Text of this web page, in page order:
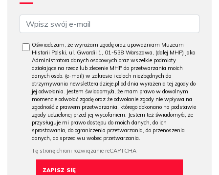
Oświadczam, że wyrażam zgodę oraz upoważniam Muzeum
Historii Polski, ul. Gwardii 1, 01-538 Warszawa, (dalej MHP) jako
Administratora danych osobowych oraz wszelkie podmioty
działające na rzecz lub zlecenie MHP do przetwarzania moich
danych osob. (e-mail) w zakresie i celach niezbędnych do
otrzymywania newslettera dzieje.pl od dnia wyrażenia tej zgody do
jej odwołania. Jestem świadomy/a, że mam prawo w dowolnym
momencie odwołać zgodę oraz że odwołanie zgody nie wpływa na
zgodność z prawem przetwarzania, którego dokonano na podstawie
zgody udzielonej przed jej wycofaniem. Jestem też świadomy/a, że
przysługuje mi prawo dostępu do moich danych, do ich
sprostowania, do ograniczenia przetwarzania, do przenoszenia
danych, do sprzeciwu wobec przetwarzania.